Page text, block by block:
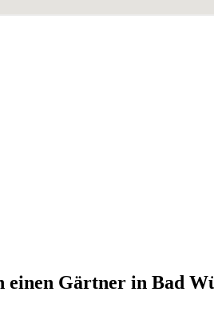
einen Gärtner in Bad